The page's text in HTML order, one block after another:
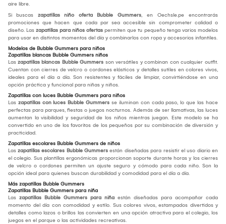
aire libre.
Si buscas zapatillas niño oferta Bubble Gummers, en Oechsle.pe encontrarás
promociones que hacen que cada par sea accesible sin comprometer calidad o
diseño. Las zapatillas para niños ofertas permiten que tu pequeño tenga varios modelos
para usar en distintos momentos del día y combinarlos con ropa y accesorios infantiles.
Modelos de Bubble Gummers para niños
Zapatillas blancas Bubble Gummers niños
Las zapatillas blancas Bubble Gummers son versátiles y combinan con cualquier outfit.
Cuentan con cierres de velcro o cordones elásticos y detalles sutiles en colores vivos,
ideales para el día a día. Son resistentes y fáciles de limpiar, convirtiéndose en una
opción práctica y funcional para niñas y niños.
Zapatillas con luces Bubble Gummers para niños
Las zapatillas con luces Bubble Gummers se iluminan con cada paso, lo que las hace
perfectas para parques, fiestas o juegos nocturnos. Además de ser llamativas, las luces
aumentan la visibilidad y seguridad de los niños mientras juegan. Este modelo se ha
convertido en uno de los favoritos de los pequeños por su combinación de diversión y
practicidad.
Zapatillas escolares Bubble Gummers de niños
Las zapatillas escolares Bubble Gummers están diseñadas para resistir el uso diario en
el colegio. Sus plantillas ergonómicas proporcionan soporte durante horas y los cierres
de velcro o cordones permiten un ajuste seguro y cómodo para cada niño. Son la
opción ideal para quienes buscan durabilidad y comodidad para el día a día.
Más zapatillas Bubble Gummers
Zapatillas Bubble Gummers para niña
Las zapatillas Bubble Gummers para niña están diseñadas para acompañar cada
momento del día con comodidad y estilo. Sus colores vivos, estampados divertidos y
detalles como lazos o brillos las convierten en una opción atractiva para el colegio, los
juegos en el parque o las actividades recreativas.